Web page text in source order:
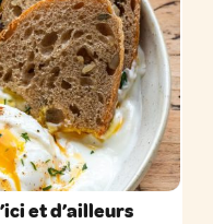
et d’ailleurs